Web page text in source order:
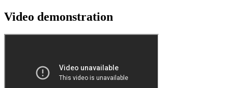
Video demonstration